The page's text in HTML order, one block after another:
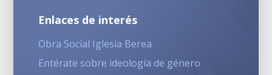
Enlaces de interés
Obra Social Iglesia Berea
Entérate sobre ideología de género